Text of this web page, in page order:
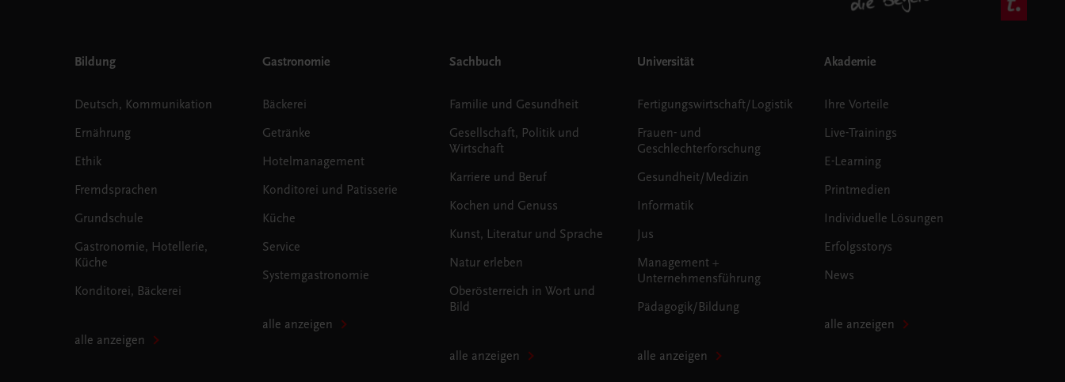
Bildung
Deutsch, Kommunikation
Ernährung
Ethik
Fremdsprachen
Grundschule
Gastronomie, Hotellerie,
Küche
Konditorei, Bäckerei
alle anzeigen
Gastronomie
Bäckerei
Getränke
Hotelmanagement
Konditorei und Patisserie
Küche
Service
Systemgastronomie
alle anzeigen
Sachbuch
Familie und Gesundheit
Gesellschaft, Politik und
Wirtschaft
Karriere und Beruf
Kochen und Genuss
Kunst, Literatur und Sprache
Natur erleben
Oberösterreich in Wort und
Bild
alle anzeigen
Universität
Fertigungswirtschaft/Logistik
Frauen- und
Geschlechterforschung
Gesundheit/Medizin
Informatik
Jus
Management +
Unternehmensführung
Pädagogik/Bildung
alle anzeigen
Akademie
Ihre Vorteile
Live-Trainings
E-Learning
Printmedien
Individuelle Lösungen
Erfolgsstorys
News
alle anzeigen